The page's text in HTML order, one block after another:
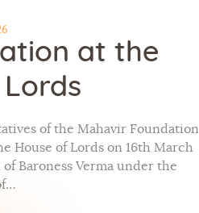
at the
of the Mahavir Foundation
House of Lords on 16th March
Baroness Verma under the